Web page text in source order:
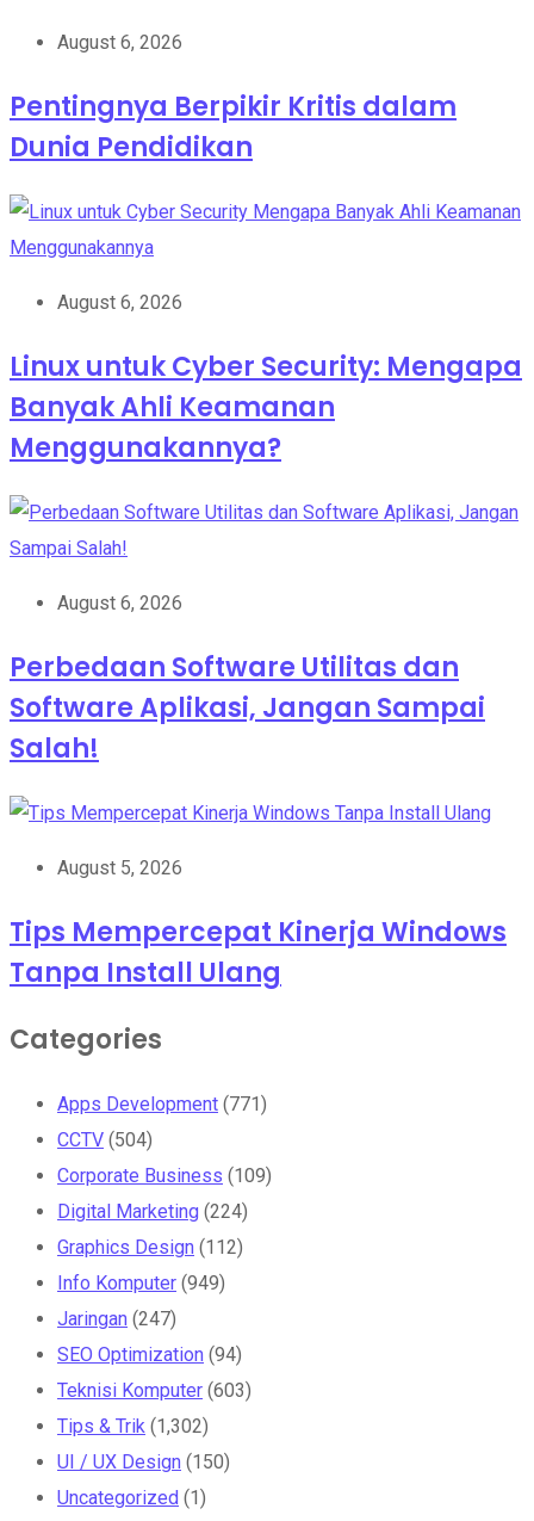
August 6, 2026
Pentingnya Berpikir Kritis dalam
Dunia Pendidikan
August 6, 2026
Linux untuk Cyber Security: Mengapa
Banyak Ahli Keamanan
Menggunakannya?
August 6, 2026
Perbedaan Software Utilitas dan
Software Aplikasi, Jangan Sampai
Salah!
August 5, 2026
Tips Mempercepat Kinerja Windows
Tanpa Install Ulang
Categories
Apps Development (771)
CCTV (504)
Corporate Business (109)
Digital Marketing (224)
Graphics Design (112)
Info Komputer (949)
Jaringan (247)
SEO Optimization (94)
Teknisi Komputer (603)
Tips & Trik (1,302)
UI / UX Design (150)
Uncategorized (1)